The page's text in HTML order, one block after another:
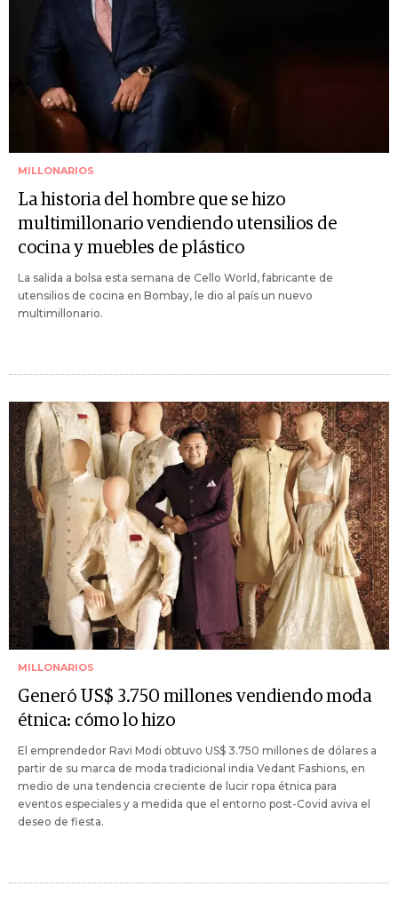
MILLONARIOS
La historia del hombre que se hizo
multimillonario vendiendo utensilios de
cocina y muebles de plástico
La salida a bolsa esta semana de Cello World, fabricante de
utensilios de cocina en Bombay, le dio al país un nuevo
multimillonario.
MILLONARIOS
Generó US$ 3.750 millones vendiendo moda
étnica: cómo lo hizo
El emprendedor Ravi Modi obtuvo US$ 3.750 millones de dólares a
partir de su marca de moda tradicional india Vedant Fashions, en
medio de una tendencia creciente de lucir ropa étnica para
eventos especiales y a medida que el entorno post-Covid aviva el
deseo de fiesta.